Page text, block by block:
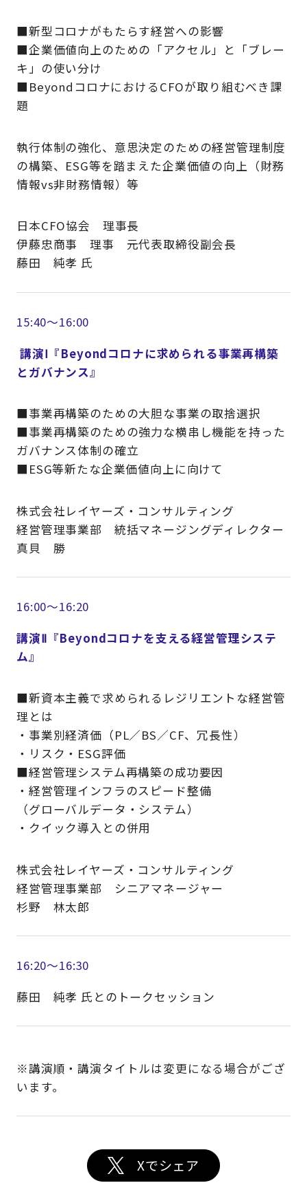
■新型コロナがもたらす経営への影響
■企業価値向上のための「アクセル」と「ブレー
キ」の使い分け
■BeyondコロナにおけるCFOが取り組むべき課
題
執行体制の強化、意思決定のための経営管理制度
の構築、ESG等を踏まえた企業価値の向上（財務
情報vs非財務情報）等
日本CFO協会 理事長
伊藤忠商事 理事 元代表取締役副会長
藤田 純孝 氏
15:40～16:00
講演Ⅰ『Beyondコロナに求められる事業再構築
とガバナンス』
■事業再構築のための大胆な事業の取捨選択
■事業再構築のための強力な横串し機能を持った
ガバナンス体制の確立
■ESG等新たな企業価値向上に向けて
株式会社レイヤーズ・コンサルティング
経営管理事業部 統括マネージングディレクター
真貝 勝
16:00～16:20
講演Ⅱ『Beyondコロナを支える経営管理システ
ム』
■新資本主義で求められるレジリエントな経営管
理とは
・事業別経済価（PL／BS／CF、冗長性）
・リスク・ESG評価
■経営管理システム再構築の成功要因
・経営管理インフラのスピード整備
（グローバルデータ・システム）
・クイック導入との併用
株式会社レイヤーズ・コンサルティング
経営管理事業部 シニアマネージャー
杉野 林太郎
16:20～16:30
藤田 純孝 氏とのトークセッション
※講演順・講演タイトルは変更になる場合がござ
います。
Xでシェア